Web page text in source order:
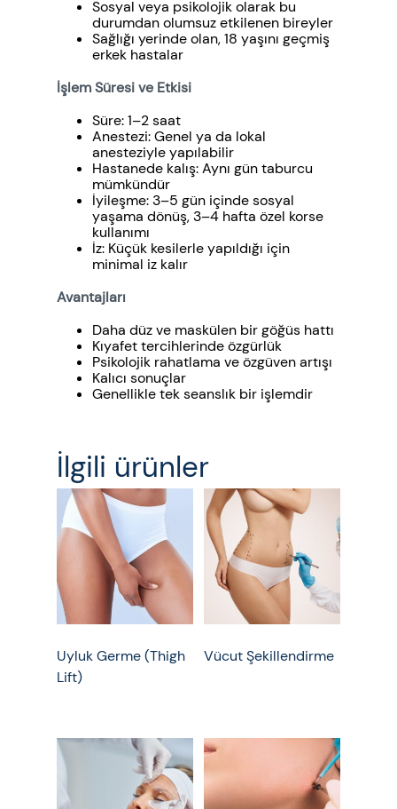
Sosyal veya psikolojik olarak bu
durumdan olumsuz etkilenen bireyler
Sağlığı yerinde olan, 18 yaşını geçmiş
erkek hastalar
İşlem Süresi ve Etkisi
Süre: 1–2 saat
Anestezi: Genel ya da lokal
anesteziyle yapılabilir
Hastanede kalış: Aynı gün taburcu
mümkündür
İyileşme: 3–5 gün içinde sosyal
yaşama dönüş, 3–4 hafta özel korse
kullanımı
İz: Küçük kesilerle yapıldığı için
minimal iz kalır
Avantajları
Daha düz ve maskülen bir göğüs hattı
Kıyafet tercihlerinde özgürlük
Psikolojik rahatlama ve özgüven artışı
Kalıcı sonuçlar
Genellikle tek seanslık bir işlemdir
İlgili ürünler
Uyluk Germe (Thigh
Lift)
Vücut Şekillendirme